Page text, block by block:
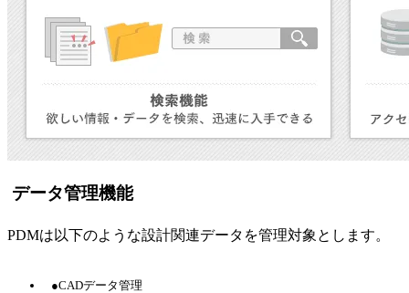
データ管理機能
PDMは以下のような設計関連データを管理対象とします。
●CADデータ管理